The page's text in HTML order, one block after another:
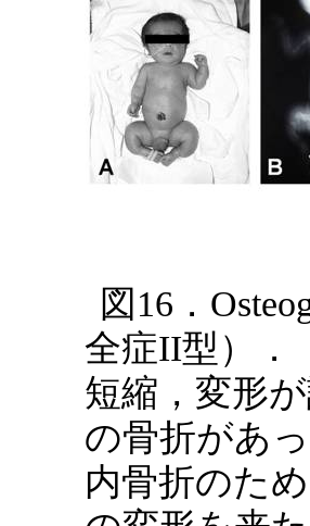
図16．
全症II型）．
短縮，変形
の骨折があ
内骨折のた